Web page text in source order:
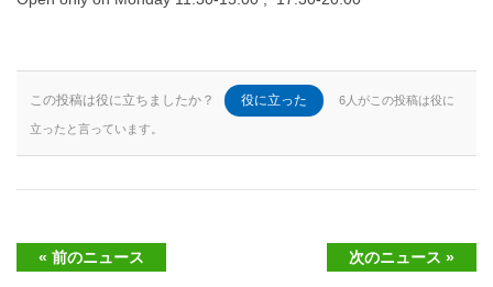
この投稿は役に立ちましたか？ 役に立った 6人がこの投稿は役に
立ったと言っています。
« 前のニュース 次のニュース »